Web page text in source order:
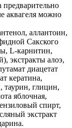
предварительно
аквагеля можно
аллантоин,
Сакского
L-карнитин,
экстракты алоэ,
диацетат
кератина,
таурин, глицин,
яблочная,
спирт,
экстракт